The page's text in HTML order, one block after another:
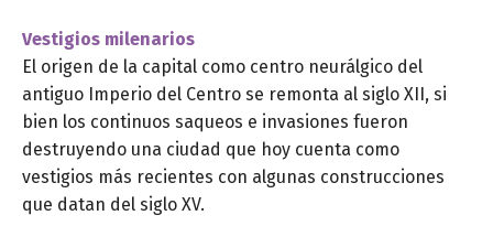
Vestigios milenarios
El origen de la capital como centro neurálgico del
antiguo Imperio del Centro se remonta al siglo XII, si
bien los continuos saqueos e invasiones fueron
destruyendo una ciudad que hoy cuenta como
vestigios más recientes con algunas construcciones
que datan del siglo XV.